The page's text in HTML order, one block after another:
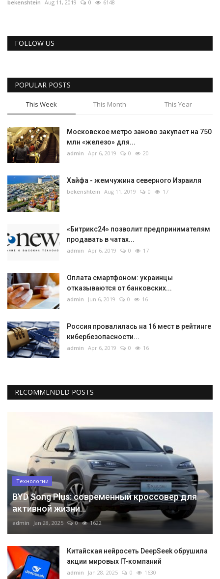
bekenshtein Aug 11, 2019 0 6148
FOLLOW US
POPULAR POSTS
This Week This Month This Year
Московское метро заново закупает на 750
млн «железо» для...
admin Apr 6, 2019 0 20
Хайфа - жемчужина северного Израиля
bekenshtein Aug 11, 2019 0 17
«Битрикс24» позволит предпринимателям
продавать в чатах...
admin Apr 6, 2019 0 17
Оплата смартфоном: украинцы
отказываются от банковских...
admin Jun 6, 2019 0 16
Россия провалилась на 16 мест в рейтинге
кибербезопасности...
admin Apr 6, 2019 0 16
RECOMMENDED POSTS
Технологии
BYD Song Plus: современный кроссовер для
активной жизни...
admin Jan 28, 2025 0 1622
Китайская нейросеть DeepSeek обрушила
акции мировых IT-компаний
admin Jan 28, 2025 0 1630